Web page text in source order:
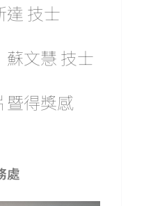
達 技士
蘇文慧 技士
暨得獎感
處